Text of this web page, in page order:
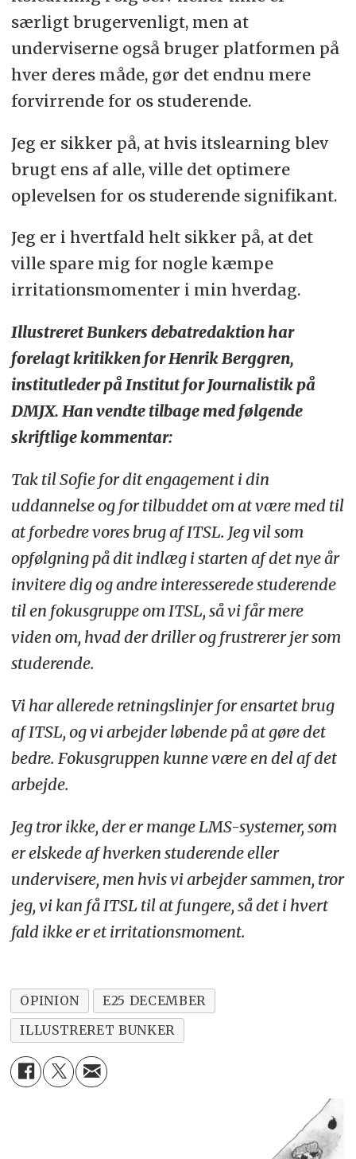
særligt brugervenligt, men at
underviserne også bruger platformen på
hver deres måde, gør det endnu mere
forvirrende for os studerende.
Jeg er sikker på, at hvis itslearning blev
brugt ens af alle, ville det optimere
oplevelsen for os studerende signifikant.
Jeg er i hvertfald helt sikker på, at det
ville spare mig for nogle kæmpe
irritationsmomenter i min hverdag.
Illustreret Bunkers debatredaktion har
forelagt kritikken for Henrik Berggren,
institutleder på Institut for Journalistik på
DMJX. Han vendte tilbage med følgende
skriftlige kommentar:
Tak til Sofie for dit engagement i din
uddannelse og for tilbuddet om at være med til
at forbedre vores brug af ITSL. Jeg vil som
opfølgning på dit indlæg i starten af det nye år
invitere dig og andre interesserede studerende
til en fokusgruppe om ITSL, så vi får mere
viden om, hvad der driller og frustrerer jer som
studerende.
Vi har allerede retningslinjer for ensartet brug
af ITSL, og vi arbejder løbende på at gøre det
bedre. Fokusgruppen kunne være en del af det
arbejde.
Jeg tror ikke, der er mange LMS-systemer, som
er elskede af hverken studerende eller
undervisere, men hvis vi arbejder sammen, tror
jeg, vi kan få ITSL til at fungere, så det i hvert
fald ikke er et irritationsmoment.
OPINION
E25 DECEMBER
ILLUSTRERET BUNKER